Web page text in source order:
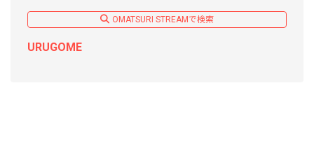
OMATSURI STREAMで検索
URUGOME